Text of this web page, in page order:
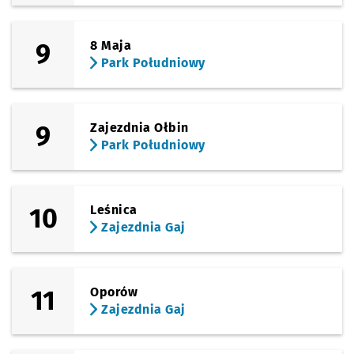
Sanocka Sprawdź
Sanocka
Czas
2'
Uniwersytet Ekonomiczny
Zajezdnia Gaj Sprawdź
Zajezdnia
Czas
4'
9
8 Maja
Park Południowy
9
Zajezdnia Ołbin
Park Południowy
10
Leśnica
Zajezdnia Gaj
11
Oporów
Zajezdnia Gaj